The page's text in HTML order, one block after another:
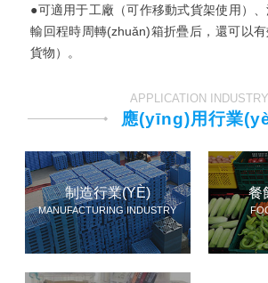
●可適用于工廠（可作移動式貨架使用）、洗衣房
輸回程時周轉(zhuǎn)箱折疊后，還可以
貨物）。
APPLICATION INDUSTRY
應(yīng)用行業
制造行業(YÈ)
MANUFACTURING INDUSTRY
餐